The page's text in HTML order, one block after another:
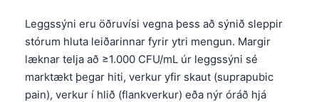
Leggssýni eru öðruvísi vegna þess að sýnið sleppir
stórum hluta leiðarinnar fyrir ytri mengun. Margir
læknar telja að ≥1.000 CFU/mL úr leggssýni sé
marktækt þegar hiti, verkur yfir skaut (suprapubic
pain), verkur í hlið (flankverkur) eða nýr óráð hjá